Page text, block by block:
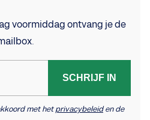
voormiddag ontvang je de
SCHRIJF IN
met hetprivacybeleiden de